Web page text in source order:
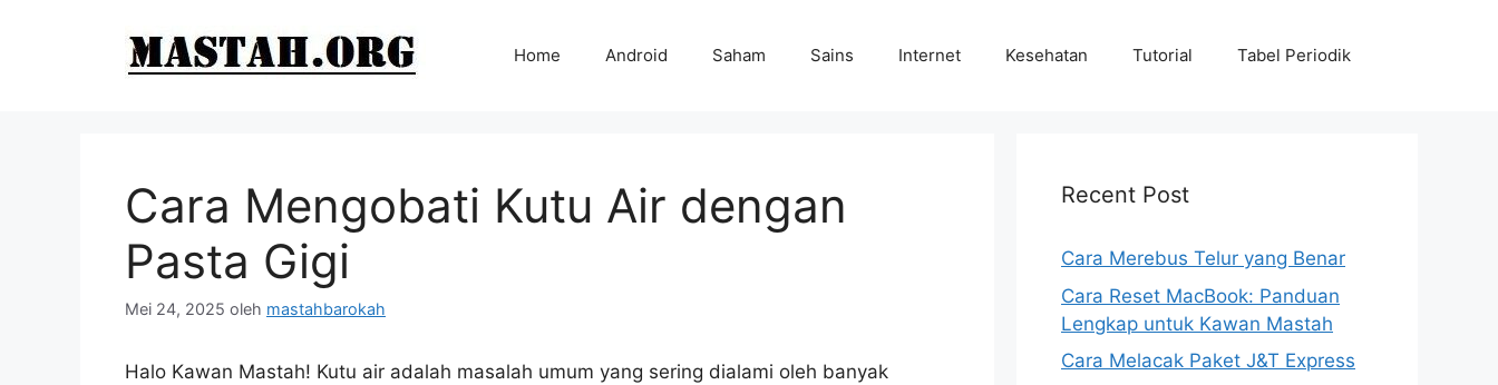
Home Android Saham Sains Internet Kesehatan Tutorial Tabel Periodik
Cara Mengobati Kutu Air dengan
Pasta Gigi
Mei 24, 2025 oleh mastahbarokah
Halo Kawan Mastah! Kutu air adalah masalah umum yang sering dialami oleh banyak
Recent Post
Cara Merebus Telur yang Benar
Cara Reset MacBook: Panduan
Lengkap untuk Kawan Mastah
Cara Melacak Paket J&T Express